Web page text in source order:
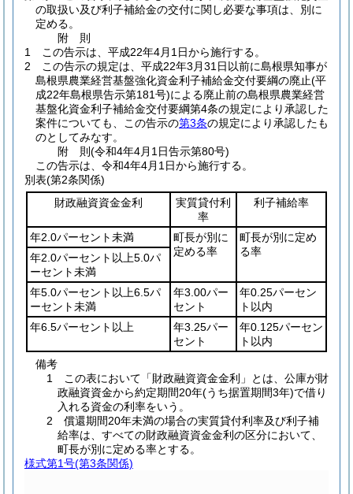
の取扱い及び利子補給金の交付に関し必要な事項は、別に
定める。
附 則
1
この告示は、平成22年4月1日から施行する。
2
この告示の規定は、平成22年3月31日以前に島根県知事が
島根県農業経営基盤強化資金利子補給金交付要綱の廃止(平
成22年島根県告示第181号)による廃止前の島根県農業経営
基盤化資金利子補給金交付要綱第4条の規定により承認した
案件についても、この告示の第3条の規定により承認したも
のとしてみなす。
附 則(令和4年4月1日告示第80号)
この告示は、令和4年4月1日から施行する。
別表(第2条関係)
財政融資資金金利
実質貸付利
率
利子補給率
年2.0パーセント未満
町長が別に
定める率
町長が別に定め
る率
年2.0パーセント以上5.0パ
ーセント未満
年5.0パーセント以上6.5パ
ーセント未満
年3.00パー
セント
年0.25パーセン
ト以内
年6.5パーセント以上
年3.25パー
セント
年0.125パーセン
ト以内
備考
1 この表において「財政融資資金金利」とは、公庫が財
政融資資金から約定期間20年(うち据置期間3年)で借り
入れる資金の利率をいう。
2 償還期間20年未満の場合の実質貸付利率及び利子補
給率は、すべての財政融資資金金利の区分において、
町長が別に定める率とする。
様式第1号(第3条関係)